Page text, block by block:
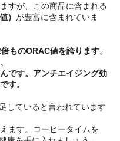
すが、この商品に含まれる
） が豊富に含まれていま
ものORAC値を誇ります。
です。アンチエイジング効
す。
していると言われています
ます。コーヒータイムを